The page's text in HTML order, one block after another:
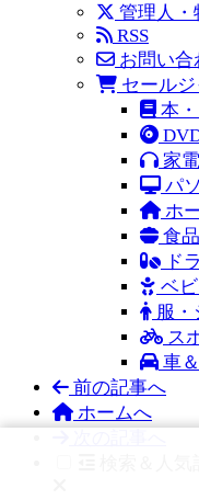
管理人・
RSS
お問い合
セール
本
家
パ
ホ
食
ド
ベ
服
ス
車
前の記事へ
ホームへ